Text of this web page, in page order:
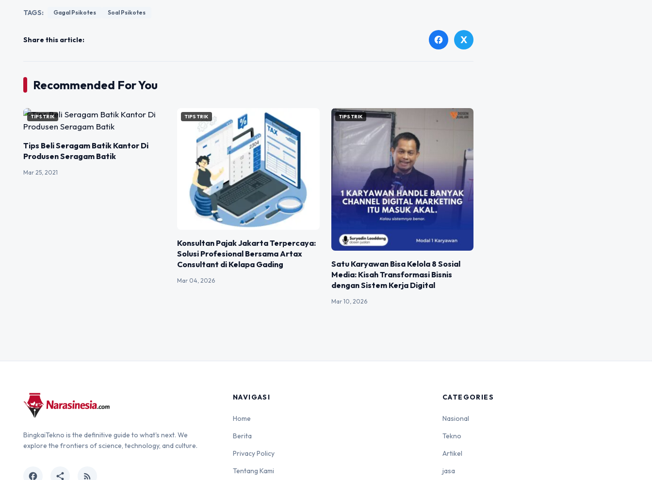
TAGS: Gagal Psikotes Soal Psikotes
Share this article: facebook X
Recommended For You
TIPS TRIK
Tips Beli Seragam Batik Kantor Di
Produsen Seragam Batik
Mar 25, 2021
TIPS TRIK
Konsultan Pajak Jakarta Terpercaya:
Solusi Profesional Bersama Artax
Consultant di Kelapa Gading
Mar 04, 2026
TIPS TRIK
Satu Karyawan Bisa Kelola 8 Sosial
Media: Kisah Transformasi Bisnis
dengan Sistem Kerja Digital
Mar 10, 2026
BingkaiTekno is the definitive guide to what's next. We
explore the frontiers of science, technology, and culture.
facebook share rss_feed
NAVIGASI
Home
Berita
Privacy Policy
Tentang Kami
CATEGORIES
Nasional
Tekno
Artikel
jasa